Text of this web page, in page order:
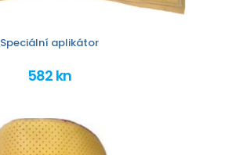
Speciální aplikátor
582 kn